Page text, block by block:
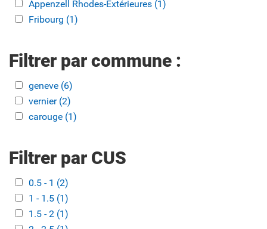
Apply Appenzell Rhodes-Extérieures filter
Appenzell Rhodes-Extérieures (1)
Apply Fribourg filter
Fribourg (1)
Filtrer par commune :
Apply geneve filter
geneve (6)
Apply vernier filter
vernier (2)
Apply carouge filter
carouge (1)
Filtrer par CUS
Apply 0.5 - 1 filter
0.5 - 1 (2)
Apply 1 - 1.5 filter
1 - 1.5 (1)
Apply 1.5 - 2 filter
1.5 - 2 (1)